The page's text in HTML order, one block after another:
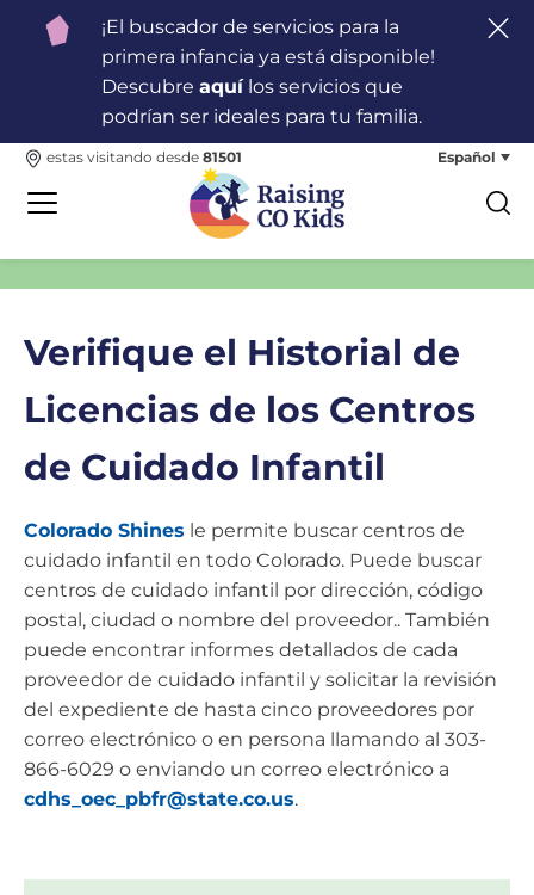
¡El buscador de servicios para la
primera infancia ya está disponible!
Descubre aquílos servicios que
podrían ser ideales para tu familia.
estas visitando desde 81501 Español
Verifique el Historial de
Licencias de los Centros
de Cuidado Infantil
Colorado Shines le permite buscar centros de
cuidado infantil en todo Colorado. Puede buscar
centros de cuidado infantil por dirección, código
postal, ciudad o nombre del proveedor.. También
puede encontrar informes detallados de cada
proveedor de cuidado infantil y solicitar la revisión
del expediente de hasta cinco proveedores por
correo electrónico o en persona llamando al 303-
866-6029 o enviando un correo electrónico a
cdhs_oec_pbfr@state.co.us.